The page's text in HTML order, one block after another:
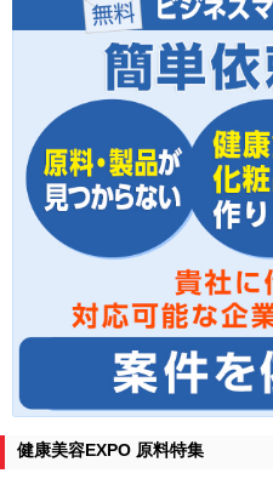
健康美容EXPO 原料特集